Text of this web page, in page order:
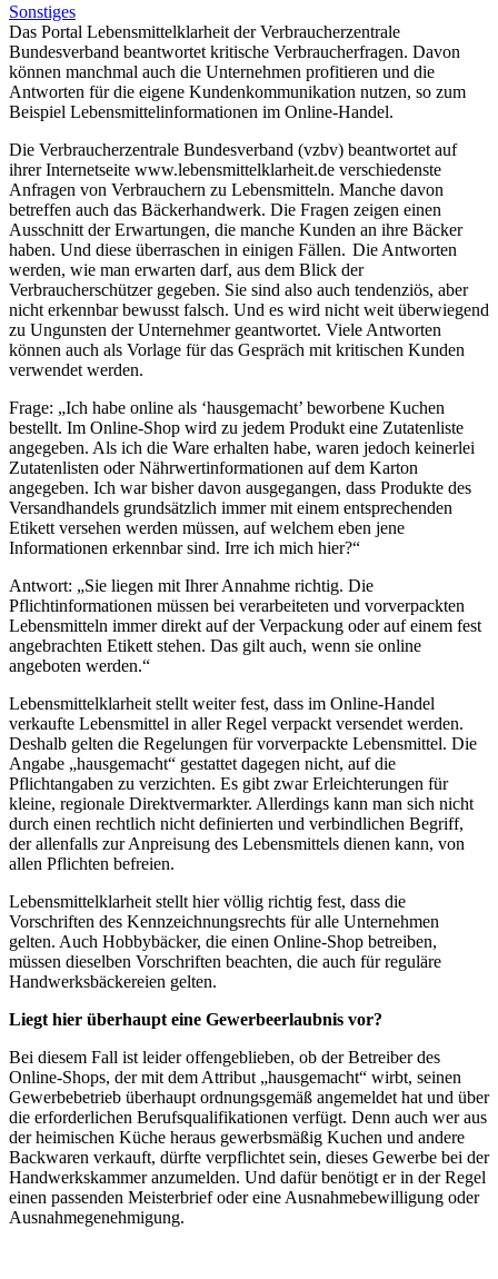
Sonstiges
Das Portal Lebensmittelklarheit der Verbraucherzentrale
Bundesverband beantwortet kritische Verbraucherfragen. Davon
können manchmal auch die Unternehmen profitieren und die
Antworten für die eigene Kundenkommunikation nutzen, so zum
Beispiel Lebensmittelinformationen im Online-Handel.
Die Verbraucherzentrale Bundesverband (vzbv) beantwortet auf
ihrer Internetseite www.lebensmittelklarheit.de verschiedenste
Anfragen von Verbrauchern zu Lebensmitteln. Manche davon
betreffen auch das Bäckerhandwerk. Die Fragen zeigen einen
Ausschnitt der Erwartungen, die manche Kunden an ihre Bäcker
haben. Und diese überraschen in einigen Fällen. Die Antworten
werden, wie man erwarten darf, aus dem Blick der
Verbraucherschützer gegeben. Sie sind also auch tendenziös, aber
nicht erkennbar bewusst falsch. Und es wird nicht weit überwiegend
zu Ungunsten der Unternehmer geantwortet. Viele Antworten
können auch als Vorlage für das Gespräch mit kritischen Kunden
verwendet werden.
Frage: „Ich habe online als ‘hausgemacht’ beworbene Kuchen
bestellt. Im Online-Shop wird zu jedem Produkt eine Zutatenliste
angegeben. Als ich die Ware erhalten habe, waren jedoch keinerlei
Zutatenlisten oder Nährwertinformationen auf dem Karton
angegeben. Ich war bisher davon ausgegangen, dass Produkte des
Versandhandels grundsätzlich immer mit einem entsprechenden
Etikett versehen werden müssen, auf welchem eben jene
Informationen erkennbar sind. Irre ich mich hier?“
Antwort: „Sie liegen mit Ihrer Annahme richtig. Die
Pflichtinformationen müssen bei verarbeiteten und vorverpackten
Lebensmitteln immer direkt auf der Verpackung oder auf einem fest
angebrachten Etikett stehen. Das gilt auch, wenn sie online
angeboten werden.“
Lebensmittelklarheit stellt weiter fest, dass im Online-Handel
verkaufte Lebensmittel in aller Regel verpackt versendet werden.
Deshalb gelten die Regelungen für vorverpackte Lebensmittel. Die
Angabe „hausgemacht“ gestattet dagegen nicht, auf die
Pflichtangaben zu verzichten. Es gibt zwar Erleichterungen für
kleine, regionale Direktvermarkter. Allerdings kann man sich nicht
durch einen rechtlich nicht definierten und verbindlichen Begriff,
der allenfalls zur Anpreisung des Lebensmittels dienen kann, von
allen Pflichten befreien.
Lebensmittelklarheit stellt hier völlig richtig fest, dass die
Vorschriften des Kennzeichnungsrechts für alle Unternehmen
gelten. Auch Hobbybäcker, die einen Online-Shop betreiben,
müssen dieselben Vorschriften beachten, die auch für reguläre
Handwerksbäckereien gelten.
Liegt hier überhaupt eine Gewerbeerlaubnis vor?
Bei diesem Fall ist leider offengeblieben, ob der Betreiber des
Online-Shops, der mit dem Attribut „hausgemacht“ wirbt, seinen
Gewerbebetrieb überhaupt ordnungsgemäß angemeldet hat und über
die erforderlichen Berufsqualifikationen verfügt. Denn auch wer aus
der heimischen Küche heraus gewerbsmäßig Kuchen und andere
Backwaren verkauft, dürfte verpflichtet sein, dieses Gewerbe bei der
Handwerkskammer anzumelden. Und dafür benötigt er in der Regel
einen passenden Meisterbrief oder eine Ausnahmebewilligung oder
Ausnahmegenehmigung.